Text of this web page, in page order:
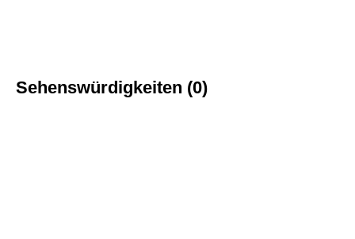
Sehenswürdigkeiten (0)